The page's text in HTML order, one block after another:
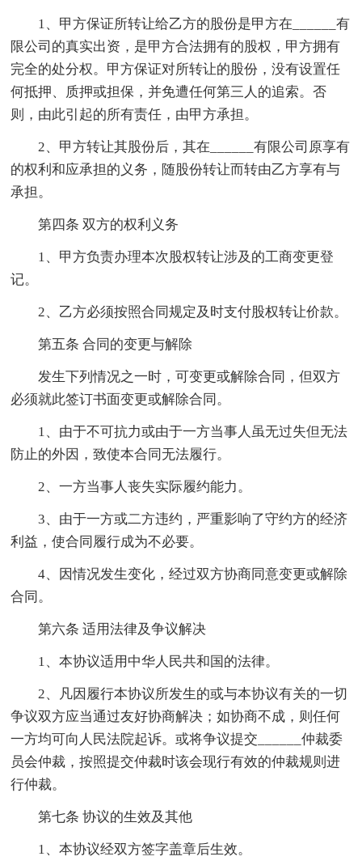
1、甲方保证所转让给乙方的股份是甲方在______有
限公司的真实出资，是甲方合法拥有的股权，甲方拥有
完全的处分权。甲方保证对所转让的股份，没有设置任
何抵押、质押或担保，并免遭任何第三人的追索。否
则，由此引起的所有责任，由甲方承担。
2、甲方转让其股份后，其在______有限公司原享有
的权利和应承担的义务，随股份转让而转由乙方享有与
承担。
第四条 双方的权利义务
1、甲方负责办理本次股权转让涉及的工商变更登
记。
2、乙方必须按照合同规定及时支付股权转让价款。
第五条 合同的变更与解除
发生下列情况之一时，可变更或解除合同，但双方
必须就此签订书面变更或解除合同。
1、由于不可抗力或由于一方当事人虽无过失但无法
防止的外因，致使本合同无法履行。
2、一方当事人丧失实际履约能力。
3、由于一方或二方违约，严重影响了守约方的经济
利益，使合同履行成为不必要。
4、因情况发生变化，经过双方协商同意变更或解除
合同。
第六条 适用法律及争议解决
1、本协议适用中华人民共和国的法律。
2、凡因履行本协议所发生的或与本协议有关的一切
争议双方应当通过友好协商解决；如协商不成，则任何
一方均可向人民法院起诉。或将争议提交______仲裁委
员会仲裁，按照提交仲裁时该会现行有效的仲裁规则进
行仲裁。
第七条 协议的生效及其他
1、本协议经双方签字盖章后生效。